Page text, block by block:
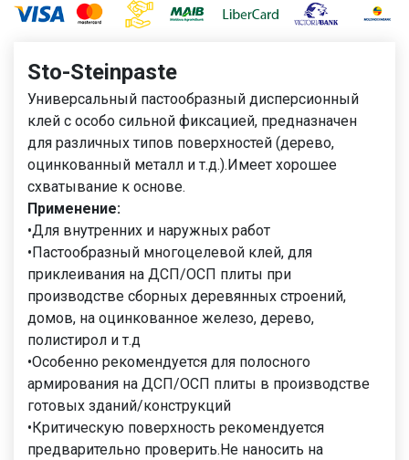
Sto-Steinpaste
Универсальный пастообразный дисперсионный
клей с особо сильной фиксацией, предназначен
для различных типов поверхностей (дерево,
оцинкованный металл и т.д.).Имеет хорошее
схватывание к основе.
Применение:
•Для внутренних и наружных работ
•Пастообразный многоцелевой клей, для
приклеивания на ДСП/ОСП плиты при
производстве сборных деревянных строений,
домов, на оцинкованное железо, дерево,
полистирол и т.д
•Особенно рекомендуется для полосного
армирования на ДСП/ОСП плиты в производстве
готовых зданий/конструкций
•Критическую поверхность рекомендуется
предварительно проверить.Не наносить на